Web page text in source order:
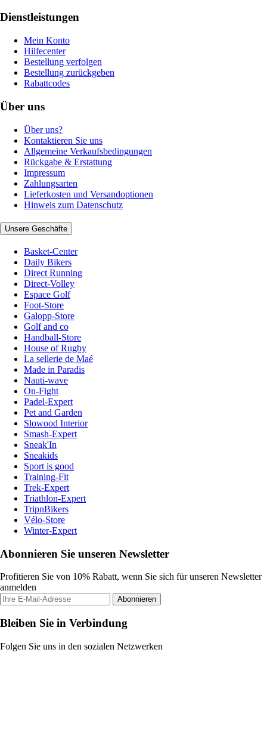
Dienstleistungen
Mein Konto
Hilfecenter
Bestellung verfolgen
Bestellung zurückgeben
Rabattcodes
Über uns
Über uns?
Kontaktieren Sie uns
Allgemeine Verkaufsbedingungen
Rückgabe & Erstattung
Impressum
Zahlungsarten
Lieferkosten und Versandoptionen
Hinweis zum Datenschutz
Unsere Geschäfte
Basket-Center
Daily Bikers
Direct Running
Direct-Volley
Espace Golf
Foot-Store
Galopp-Store
Golf and co
Handball-Store
House of Rugby
La sellerie de Maé
Made in Paradis
Nauti-wave
On-Fight
Padel-Expert
Pet and Garden
Slowood Interior
Smash-Expert
Sneak'In
Sneakids
Sport is good
Training-Fit
Trek-Expert
Triathlon-Expert
TripnBikers
Vélo-Store
Winter-Expert
Abonnieren Sie unseren Newsletter
Profitieren Sie von 10% Rabatt, wenn Sie sich für unseren Newsletter
anmelden
Abonnieren
Bleiben Sie in Verbindung
Folgen Sie uns in den sozialen Netzwerken